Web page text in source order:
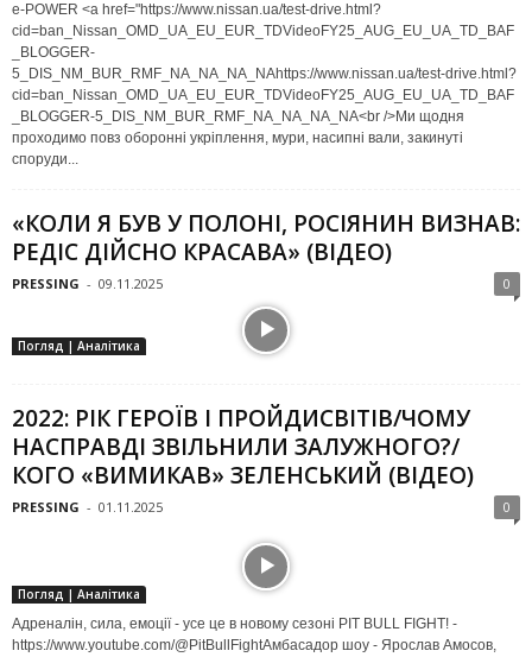
e-POWER <a href="https://www.nissan.ua/test-drive.html?
cid=ban_Nissan_OMD_UA_EU_EUR_TDVideoFY25_AUG_EU_UA_TD_BAF
_BLOGGER-
5_DIS_NM_BUR_RMF_NA_NA_NA_NAhttps://www.nissan.ua/test-drive.html?
cid=ban_Nissan_OMD_UA_EU_EUR_TDVideoFY25_AUG_EU_UA_TD_BAF
_BLOGGER-5_DIS_NM_BUR_RMF_NA_NA_NA_NA<br />Ми щодня
проходимо повз оборонні укріплення, мури, насипні вали, закинуті
споруди...
«КОЛИ Я БУВ У ПОЛОНІ, РОСІЯНИН ВИЗНАВ:
РЕДІС ДІЙСНО КРАСАВА» (ВІДЕО)
PRESSING - 09.11.2025 0
Погляд | Аналітика
2022: РІК ГЕРОЇВ І ПРОЙДИСВІТІВ/ЧОМУ
НАСПРАВДІ ЗВІЛЬНИЛИ ЗАЛУЖНОГО?/
КОГО «ВИМИКАВ» ЗЕЛЕНСЬКИЙ (ВІДЕО)
PRESSING - 01.11.2025 0
Погляд | Аналітика
Адреналін, сила, емоції - усе це в новому сезоні PIT BULL FIGHT! -
https://www.youtube.com/@PitBullFightАмбасадор шоу - Ярослав Амосов,